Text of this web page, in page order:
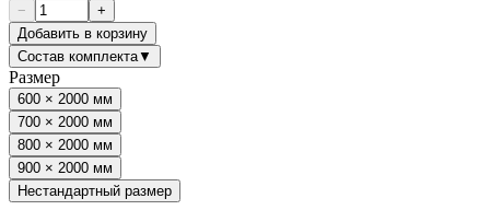
−
+
Добавить в корзину
Состав комплекта▼
Размер
600 × 2000 мм
700 × 2000 мм
800 × 2000 мм
900 × 2000 мм
Нестандартный размер